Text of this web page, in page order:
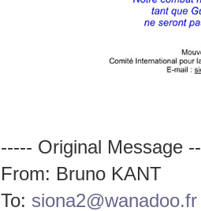
----- Original Message
From: Bruno KANT
To: siona2@wanadoo.fr